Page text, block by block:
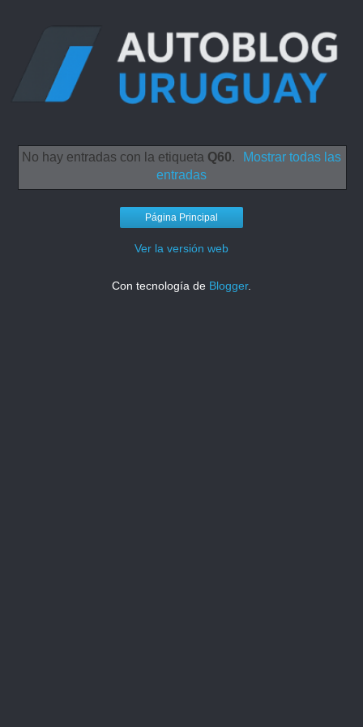
No hay entradas con la etiqueta Q60.
Mostrar todas las
entradas
Página Principal
Ver la versión web
Con tecnología de Blogger.